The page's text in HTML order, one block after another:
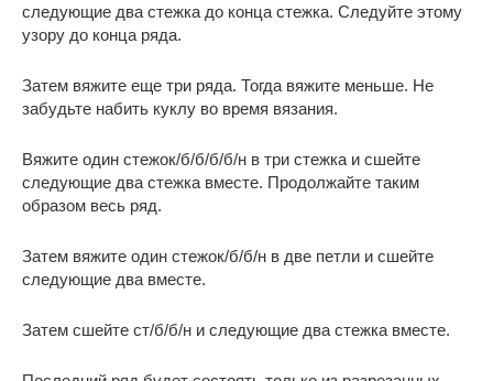
следующие два стежка до конца стежка. Следуйте этому
узору до конца ряда.
Затем вяжите еще три ряда. Тогда вяжите меньше. Не
забудьте набить куклу во время вязания.
Вяжите один стежок/б/б/б/б/н в три стежка и сшейте
следующие два стежка вместе. Продолжайте таким
образом весь ряд.
Затем вяжите один стежок/б/б/н в две петли и сшейте
следующие два вместе.
Затем сшейте ст/б/б/н и следующие два стежка вместе.